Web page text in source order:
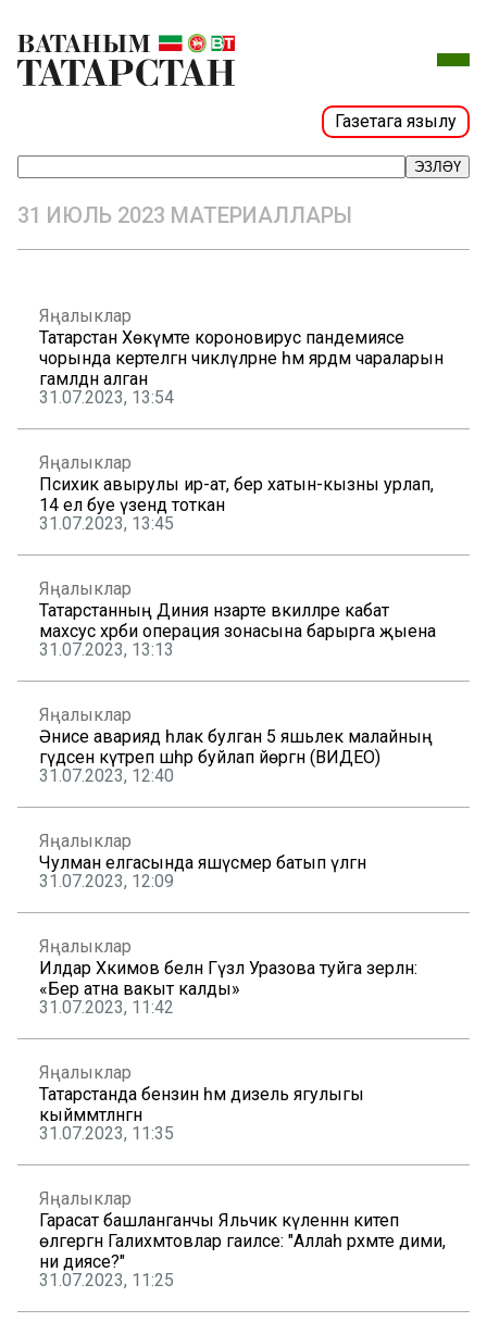
Газетага язылу
ЭЗЛӘҮ
31 ИЮЛЬ 2023 МАТЕРИАЛЛАРЫ
Яңалыклар
Татарстан Хөкүмәте короновирус пандемиясе
чорында кертелгән чикләүләрне һәм ярдәм чараларын
гамәлдән алган
31.07.2023, 13:54
Яңалыклар
Психик авырулы ир-ат, бер хатын-кызны урлап,
14 ел буе үзендә тоткан
31.07.2023, 13:45
Яңалыклар
Татарстанның Диния нәзарәте вәкилләре кабат
махсус хәрби операция зонасына барырга җыена
31.07.2023, 13:13
Яңалыклар
Әнисе авариядә һәлак булган 5 яшьлек малайның
гәүдәсен күтәреп шәһәр буйлап йөргән (ВИДЕО)
31.07.2023, 12:40
Яңалыклар
Чулман елгасында яшүсмер батып үлгән
31.07.2023, 12:09
Яңалыклар
Илдар Хәкимов белән Гүзәл Уразова туйга әзерләнә:
«Бер атна вакыт калды»
31.07.2023, 11:42
Яңалыклар
Татарстанда бензин һәм дизель ягулыгы
кыйммәтләнгән
31.07.2023, 11:35
Яңалыклар
Гарасат башланганчы Яльчик күленнән китеп
өлгергән Галиәхмәтовлар гаиләсе: "Аллаһ рәхмәте дими,
ни диясе?"
31.07.2023, 11:25